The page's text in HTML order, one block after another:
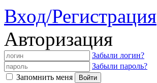
Вход/Регистрация
Авторизация
Забыли логин?
Забыли пароль?
Запомнить меня